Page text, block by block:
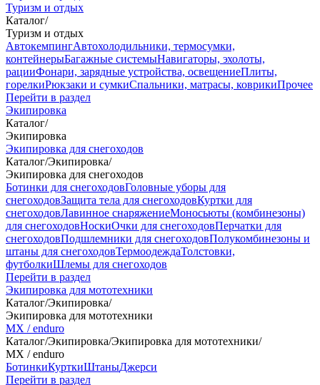
Туризм и отдых
Каталог/
Туризм и отдых
АвтокемпингАвтохолодильники, термосумки,
контейнерыБагажные системыНавигаторы, эхолоты,
рацииФонари, зарядные устройства, освещениеПлиты,
горелкиРюкзаки и сумкиСпальники, матрасы, коврикиПрочее
Перейти в раздел
Экипировка
Каталог/
Экипировка
Экипировка для снегоходов
Каталог/Экипировка/
Экипировка для снегоходов
Ботинки для снегоходовГоловные уборы для
снегоходовЗащита тела для снегоходовКуртки для
снегоходовЛавинное снаряжениеМоносьюты (комбинезоны)
для снегоходовНоскиОчки для снегоходовПерчатки для
снегоходовПодшлемники для снегоходовПолукомбинезоны и
штаны для снегоходовТермоодеждаТолстовки,
футболкиШлемы для снегоходов
Перейти в раздел
Экипировка для мототехники
Каталог/Экипировка/
Экипировка для мототехники
MX / enduro
Каталог/Экипировка/Экипировка для мототехники/
MX / enduro
БотинкиКурткиШтаныДжерси
Перейти в раздел